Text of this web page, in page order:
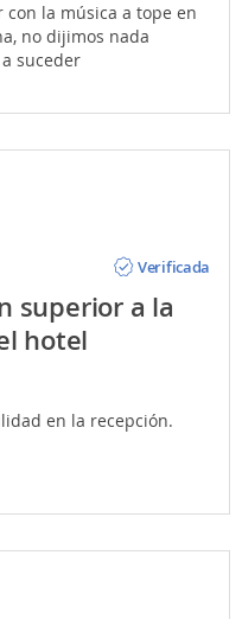
la música a tope en
no dijimos nada
suceder
Verificada
superior a la
hotel
en la recepción.